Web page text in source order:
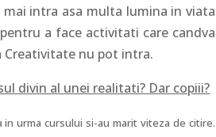
intra asa multa lumina in viata
a face activitati care candva
Creativitate nu pot intra.
divin al unei realitati? Dar copiii?
urma cursului si-au marit viteza de citire.